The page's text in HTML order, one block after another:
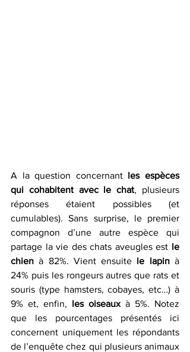
A la question concernant les espèces
qui cohabitent avec le chat, plusieurs
réponses étaient possibles (et
cumulables). Sans surprise, le premier
compagnon d’une autre espèce qui
partage la vie des chats aveugles est le
chien à 82%. Vient ensuite le lapin à
24% puis les rongeurs autres que rats et
souris (type hamsters, cobayes, etc…) à
9% et, enfin, les oiseaux à 5%. Notez
que les pourcentages présentés ici
concernent uniquement les répondants
de l’enquête chez qui plusieurs animaux